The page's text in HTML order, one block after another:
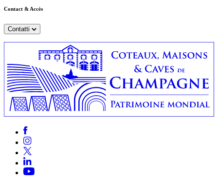
Contact & Accès
Contatti